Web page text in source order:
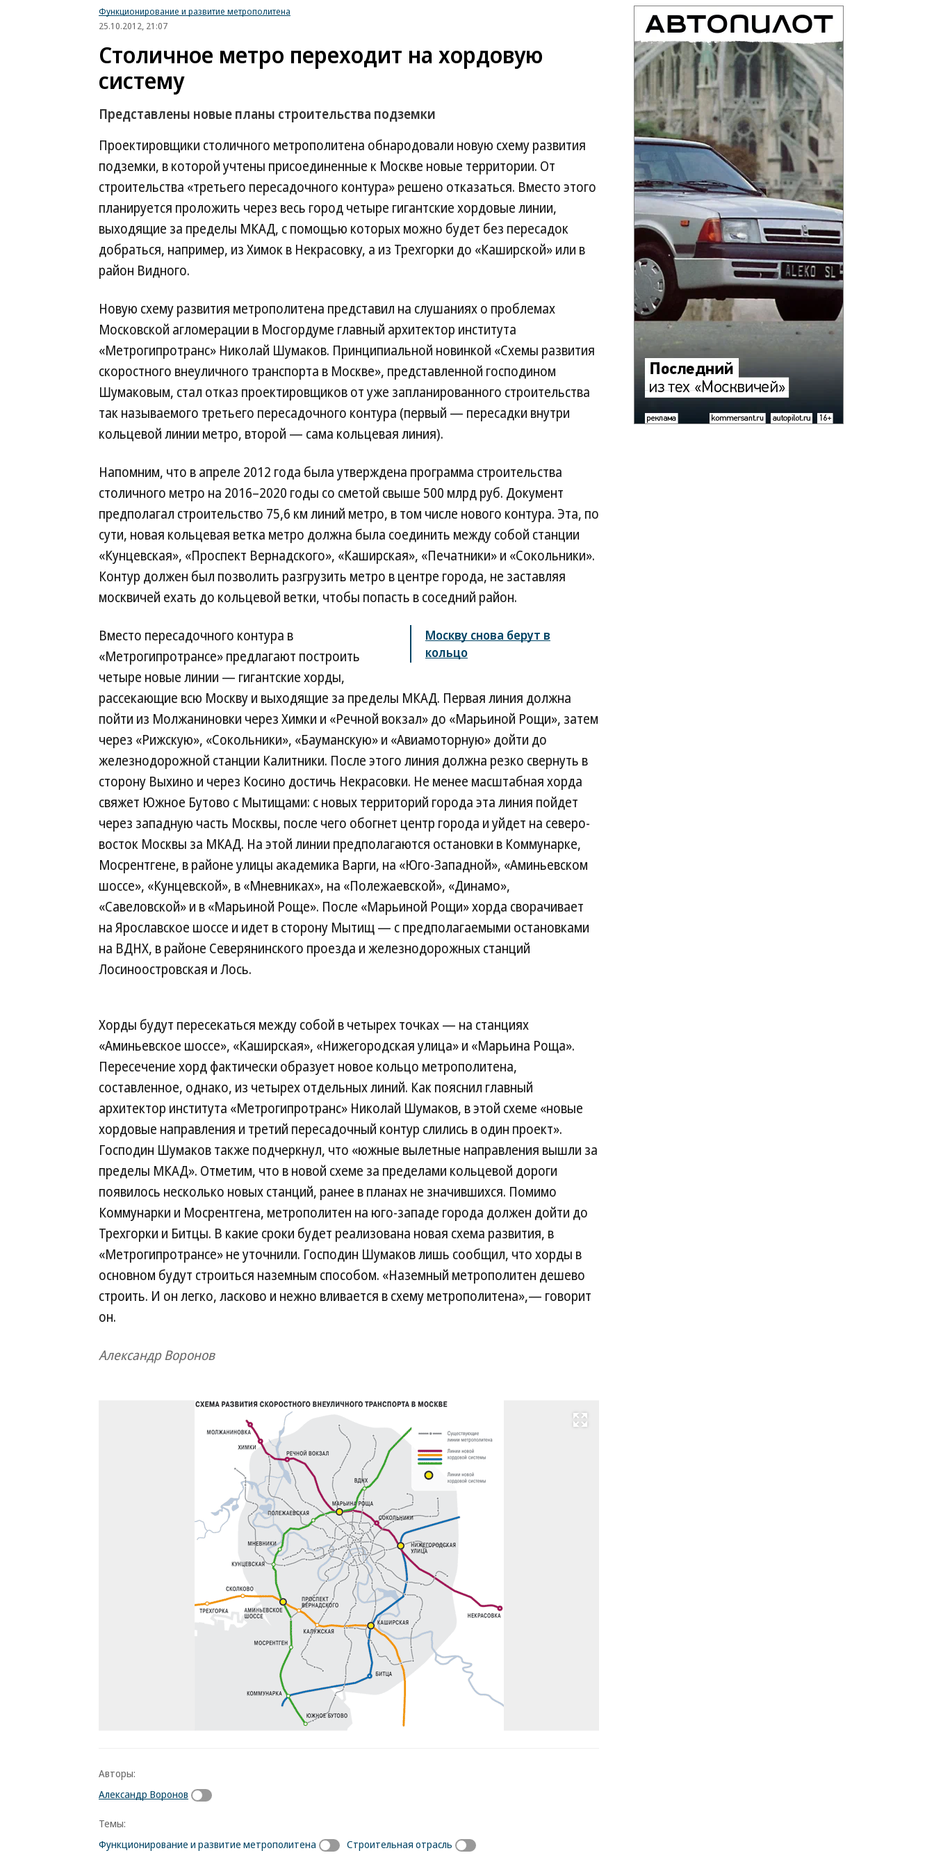
Функционирование и развитие метрополитена
25.10.2012, 21:07
Столичное метро переходит на хордовую
систему
Представлены новые планы строительства подземки
Проектировщики столичного метрополитена обнародовали новую схему развития
подземки, в которой учтены присоединенные к Москве новые территории. От
строительства «третьего пересадочного контура» решено отказаться. Вместо этого
планируется проложить через весь город четыре гигантские хордовые линии,
выходящие за пределы МКАД, с помощью которых можно будет без пересадок
добраться, например, из Химок в Некрасовку, а из Трехгорки до «Каширской» или в
район Видного.
Новую схему развития метрополитена представил на слушаниях о проблемах
Московской агломерации в Мосгордуме главный архитектор института
«Метрогипротранс» Николай Шумаков. Принципиальной новинкой «Схемы развития
скоростного внеуличного транспорта в Москве», представленной господином
Шумаковым, стал отказ проектировщиков от уже запланированного строительства
так называемого третьего пересадочного контура (первый — пересадки внутри
кольцевой линии метро, второй — сама кольцевая линия).
Напомним, что в апреле 2012 года была утверждена программа строительства
столичного метро на 2016–2020 годы со сметой свыше 500 млрд руб. Документ
предполагал строительство 75,6 км линий метро, в том числе нового контура. Эта, по
сути, новая кольцевая ветка метро должна была соединить между собой станции
«Кунцевская», «Проспект Вернадского», «Каширская», «Печатники» и «Сокольники».
Контур должен был позволить разгрузить метро в центре города, не заставляя
москвичей ехать до кольцевой ветки, чтобы попасть в соседний район.
Москву снова берут в
кольцо
Вместо пересадочного контура в
«Метрогипротрансе» предлагают построить
четыре новые линии — гигантские хорды,
рассекающие всю Москву и выходящие за пределы МКАД. Первая линия должна
пойти из Молжаниновки через Химки и «Речной вокзал» до «Марьиной Рощи», затем
через «Рижскую», «Сокольники», «Бауманскую» и «Авиамоторную» дойти до
железнодорожной станции Калитники. После этого линия должна резко свернуть в
сторону Выхино и через Косино достичь Некрасовки. Не менее масштабная хорда
свяжет Южное Бутово с Мытищами: с новых территорий города эта линия пойдет
через западную часть Москвы, после чего обогнет центр города и уйдет на северо-
восток Москвы за МКАД. На этой линии предполагаются остановки в Коммунарке,
Мосрентгене, в районе улицы академика Варги, на «Юго-Западной», «Аминьевском
шоссе», «Кунцевской», в «Мневниках», на «Полежаевской», «Динамо»,
«Савеловской» и в «Марьиной Роще». После «Марьиной Рощи» хорда сворачивает
на Ярославское шоссе и идет в сторону Мытищ — с предполагаемыми остановками
на ВДНХ, в районе Северянинского проезда и железнодорожных станций
Лосиноостровская и Лось.
Хорды будут пересекаться между собой в четырех точках — на станциях
«Аминьевское шоссе», «Каширская», «Нижегородская улица» и «Марьина Роща».
Пересечение хорд фактически образует новое кольцо метрополитена,
составленное, однако, из четырех отдельных линий. Как пояснил главный
архитектор института «Метрогипротранс» Николай Шумаков, в этой схеме «новые
хордовые направления и третий пересадочный контур слились в один проект».
Господин Шумаков также подчеркнул, что «южные вылетные направления вышли за
пределы МКАД». Отметим, что в новой схеме за пределами кольцевой дороги
появилось несколько новых станций, ранее в планах не значившихся. Помимо
Коммунарки и Мосрентгена, метрополитен на юго-западе города должен дойти до
Трехгорки и Битцы. В какие сроки будет реализована новая схема развития, в
«Метрогипротрансе» не уточнили. Господин Шумаков лишь сообщил, что хорды в
основном будут строиться наземным способом. «Наземный метрополитен дешево
строить. И он легко, ласково и нежно вливается в схему метрополитена»,— говорит
он.
Александр Воронов
Развернуть на весь экран
Авторы:
Александр Воронов
Темы:
Функционирование и развитие метрополитена
Строительная отрасль